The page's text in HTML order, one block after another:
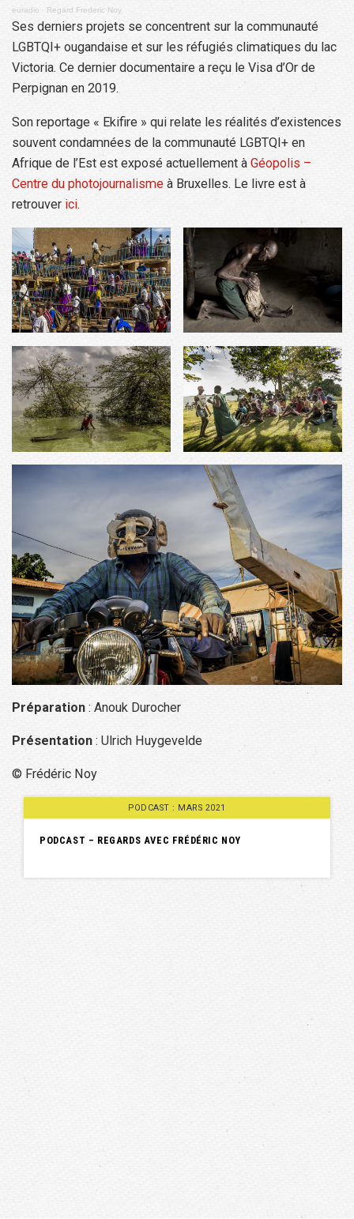
euradio · Regard Frederic Noy
Ses derniers projets se concentrent sur la communauté
LGBTQI+ ougandaise et sur les réfugiés climatiques du lac
Victoria. Ce dernier documentaire a reçu le Visa d’Or de
Perpignan en 2019.
Son reportage « Ekifire » qui relate les réalités d’existences
souvent condamnées de la communauté LGBTQI+ en
Afrique de l’Est est exposé actuellement à Géopolis –
Centre du photojournalisme à Bruxelles. Le livre est à
retrouver ici.
Préparation : Anouk Durocher
Présentation : Ulrich Huygevelde
© Frédéric Noy
PODCAST : MARS 2021
PODCAST – REGARDS AVEC FRÉDÉRIC NOY